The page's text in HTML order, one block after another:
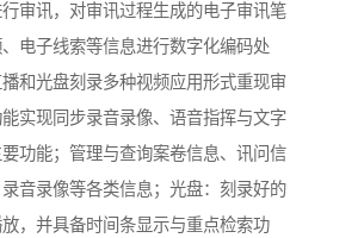
审讯，对审讯过程生成的电子审讯笔
电子线索等信息进行数字化编码处
和光盘刻录多种视频应用形式重现审
实现同步录音录像、语音指挥与文字
功能；管理与查询案卷信息、讯问信
音录像等各类信息；光盘：刻录好的
，并具备时间条显示与重点检索功